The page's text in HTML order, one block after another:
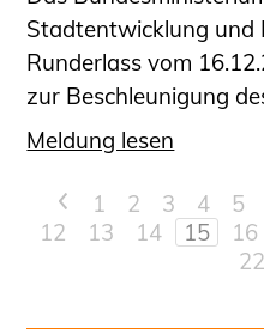
Stadtentwicklung und
Runderlass vom
zur Beschleunigung
Meldung lesen
< 1 2 3 4 5
12
13 14 15 16
22